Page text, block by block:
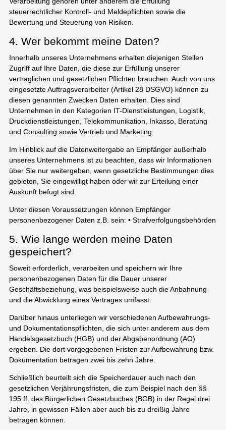
steuerrechtlicher Kontroll- und Meldepflichten sowie die
Bewertung und Steuerung von Risiken.
4. Wer bekommt meine Daten?
Innerhalb unseres Unternehmens erhalten diejenigen Stellen
Zugriff auf Ihre Daten, die diese zur Erfüllung unserer
vertraglichen und gesetzlichen Pflichten brauchen. Auch von uns
eingesetzte Auftragsverarbeiter (Artikel 28 DSGVO) können zu
diesen genannten Zwecken Daten erhalten. Dies sind
Unternehmen in den Kategorien IT-Dienstleistungen, Logistik,
Druckdienstleistungen, Telekommunikation, Inkasso, Beratung
und Consulting sowie Vertrieb und Marketing.
Im Hinblick auf die Datenweitergabe an Empfänger außerhalb
unseres Unternehmens ist zu beachten, dass wir Informationen
über Sie nur weitergeben, wenn gesetzliche Bestimmungen dies
gebieten, Sie eingewilligt haben oder wir zur Erteilung einer
Auskunft befugt sind.
Unter diesen Voraussetzungen können Empfänger
personenbezogener Daten z.B. sein: • Strafverfolgungsbehörden
5. Wie lange werden meine Daten
gespeichert?
Soweit erforderlich, verarbeiten und speichern wir Ihre
personenbezogenen Daten für die Dauer unserer
Geschäftsbeziehung, was beispielsweise auch die Anbahnung
und die Abwicklung eines Vertrages umfasst.
Darüber hinaus unterliegen wir verschiedenen Aufbewahrungs-
und Dokumentationspflichten, die sich unter anderem aus dem
Handelsgesetzbuch (HGB) und der Abgabenordnung (AO)
ergeben. Die dort vorgegebenen Fristen zur Aufbewahrung bzw.
Dokumentation betragen zwei bis zehn Jahre.
Schließlich beurteilt sich die Speicherdauer auch nach den
gesetzlichen Verjährungsfristen, die zum Beispiel nach den §§
195 ff. des Bürgerlichen Gesetzbuches (BGB) in der Regel drei
Jahre, in gewissen Fällen aber auch bis zu dreißig Jahre
betragen können.